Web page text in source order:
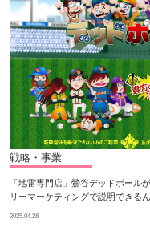
戦略・事業
「地雷専門店」鶯谷デッドボール
リーマーケティングで説明できるん
2025.04.28